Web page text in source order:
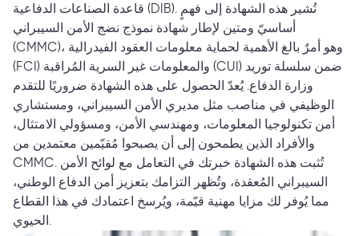
قاعدة الصناعات الدفاعية (DIB). تُشير هذه الشهادة إلى فهمٍ
أساسيّ ومتين لإطار شهادة نموذج نضج الأمن السيبراني
(CMMC)، وهو أمرٌ بالغ الأهمية لحماية معلومات العقود الفيدرالية
(FCI) والمعلومات غير السرية المُراقبة (CUI) ضمن سلسلة توريد
وزارة الدفاع. يُعدّ الحصول على هذه الشهادة ضروريًا للتقدم
الوظيفي في مناصب مثل مديري الأمن السيبراني، ومستشاري
أمن تكنولوجيا المعلومات، ومهندسي الأمن، ومسؤولي الامتثال،
والأفراد الذين يطمحون إلى أن يصبحوا مُقيّمين معتمدين من
CMMC. تُثبت هذه الشهادة خبرتك في التعامل مع لوائح الأمن
السيبراني المُعقدة، وتُظهر التزامك بتعزيز أمن الدفاع الوطني،
مما يُوفر لك مزايا مهنية قيّمة، ويُرسخ اعتمادك في هذا القطاع
الحيوي.